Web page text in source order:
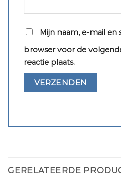
Mijn naam, e-mail
browser voor de
reactie plaats.
GERELATEERDE